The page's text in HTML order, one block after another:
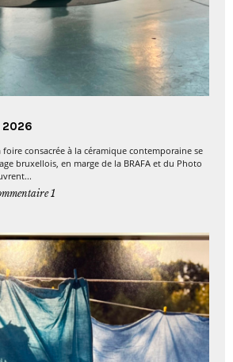
2026
consacrée à la céramique contemporaine se
bruxellois, en marge de la BRAFA et du Photo
1